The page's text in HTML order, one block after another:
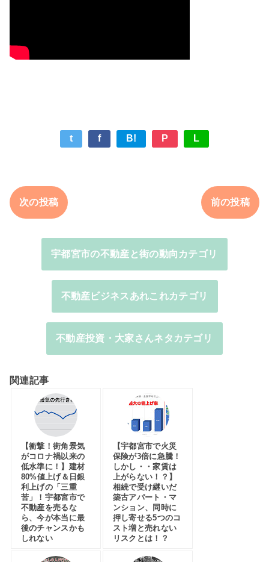
t f B! P L
次の投稿 前の投稿
宇都宮市の不動産と街の動向カテゴリ
不動産ビジネスあれこれカテゴリ
不動産投資・大家さんネタカテゴリ
関連記事
【衝撃！街角景気
がコロナ禍以来の
低水準に！】建材
80%値上げ＆日銀
利上げの「三重
苦」！宇都宮市で
不動産を売るな
ら、今が本当に最
後のチャンスかも
しれない
【宇都宮市で火災
保険が3倍に急騰！
しかし・・家賃は
上がらない！？】
相続で受け継いだ
築古アパート・マ
ンション、同時に
押し寄せる5つのコ
スト増と売れない
リスクとは！？